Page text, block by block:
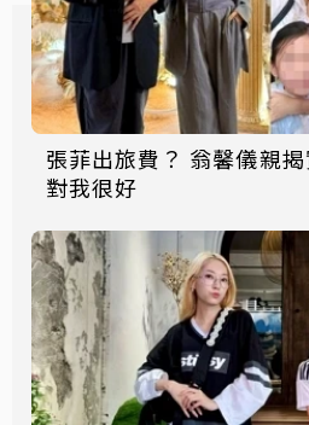
張菲出旅費？ 翁馨儀親
對我很好